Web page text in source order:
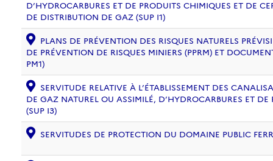
D’HYDROCARBURES ET DE PRODUITS CHIMIQUES ET DE
DE DISTRIBUTION DE GAZ (SUP I1)
PLANS DE PRÉVENTION DES RISQUES NATURELS
DE PRÉVENTION DE RISQUES MINIERS (PPRM) ET
PM1)
SERVITUDE RELATIVE À L’ÉTABLISSEMENT DES
DE GAZ NATUREL OU ASSIMILÉ, D’HYDROCARBURES ET
(SUP I3)
SERVITUDES DE PROTECTION DU DOMAINE PUBLIC